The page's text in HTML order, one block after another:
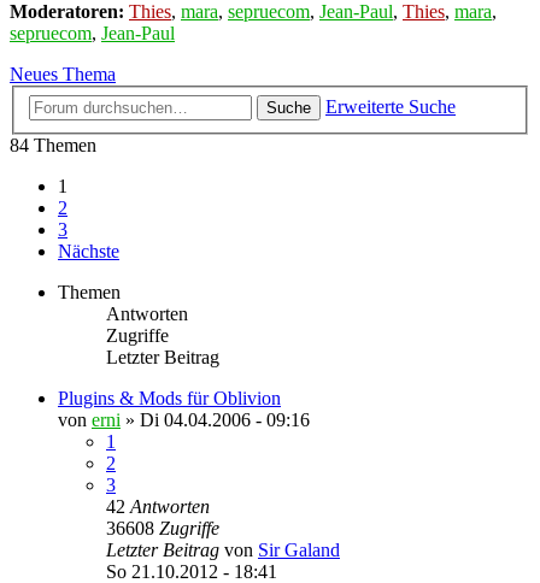
Moderatoren: Thies, mara, sepruecom, Jean-Paul, Thies, mara,
sepruecom, Jean-Paul
Neues Thema
Suche
Erweiterte Suche
84 Themen
1
2
3
Nächste
Themen
Antworten
Zugriffe
Letzter Beitrag
Plugins & Mods für Oblivion
von erni » Di 04.04.2006 - 09:16
1
2
3
42 Antworten
36608 Zugriffe
Letzter Beitrag von Sir Galand
So 21.10.2012 - 18:41